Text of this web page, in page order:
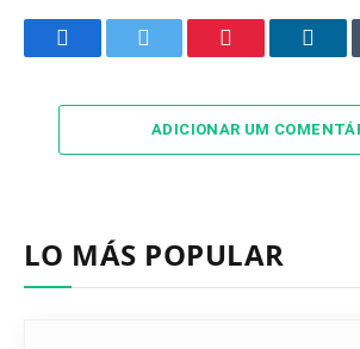
FacebookTwitter Pinterest
ADICIONAR UM
LO MÁS POPULAR